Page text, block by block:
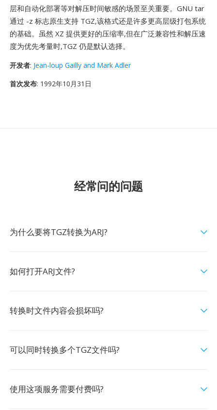
层和自动化部署等对解压时间敏感的场景至关重要。GNU tar
通过 -z 标志原生支持 TGZ,该格式还是许多更高层级打包系统
的基础。虽然 XZ 提供更好的压缩率,但在广泛兼容性和解压速
度为优先考量时,TGZ 仍是默认选择。
开发者: Jean-loup Gailly and Mark Adler
首次发布: 1992年10月31日
经常问的问题
为什么要将TGZ转换为ARJ?
如何打开ARJ文件?
转换时文件内容会损坏吗?
可以同时转换多个TGZ文件吗?
使用这项服务需要付费吗?